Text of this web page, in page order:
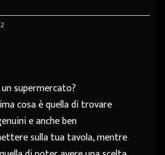
supermercato?
cosa è quella di trovare
e anche ben
sulla tua tavola, mentre